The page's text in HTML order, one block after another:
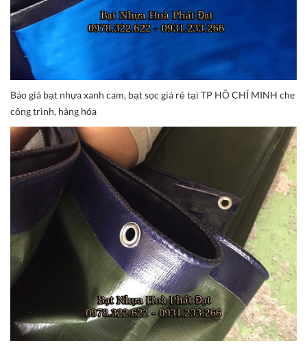
Báo giá bạt nhựa xanh cam, bạt sọc giá rẻ tại TP HỒ CHÍ MINH che
công trình, hàng hóa